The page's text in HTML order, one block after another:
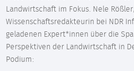
Landwirtschaft im Fokus. Nele Rößler,
Wissenschaftsredakteurin bei NDR
geladenen Expert*innen über die
Perspektiven der Landwirtschaft in
Podium: